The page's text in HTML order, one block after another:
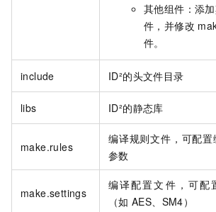
其他组件：添
件，并修改
件。
include ID²的头文件目录
libs ID²的静态库
make.rules
编译规则文件，可配
参数
make.settings
编译配置文件，可配
（如 AES、SM4）